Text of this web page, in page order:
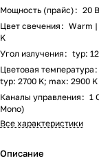
Мощность (прайс) : 20
Цвет свечения : Warm |
K
Угол излучения : typ:
Цветовая температура :
typ: 2700 K; max: 2900 K
Каналы управления : 1
Mono)
Все характеристики
Описание